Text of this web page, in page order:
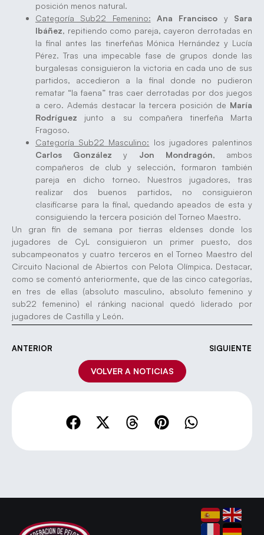
posición menos natural.
Categoría Sub22 Femenino:
Ana Francisco y Sara
Ibáñez, repitiendo como pareja, cayeron derrotadas en
la final antes las tinerfeñas Mónica Hernández y Lucía
Pérez. Tras una impecable fase de grupos donde las
burgalesas consiguieron la victoria en cada uno de sus
partidos, accedieron a la final donde no pudieron
rematar “la faena” tras caer derrotadas por dos juegos
a cero. Además destacar la tercera posición de María
Rodríguez junto a su compañera tinerfeña Marta
Fragoso.
Categoría Sub22 Masculino: los jugadores palentinos
Carlos González y Jon Mondragón, ambos
compañeros de club y selección, formaron también
pareja en dicho torneo. Nuestros jugadores, tras
realizar dos buenos partidos, no consiguieron
clasificarse para la final, quedando apeados de esta y
consiguiendo la tercera posición del Torneo Maestro.
Un gran fin de semana por tierras eldenses donde los
jugadores de CyL consiguieron un primer puesto, dos
subcampeonatos y cuatro terceros en el Torneo Maestro del
Circuito Nacional de Abiertos con Pelota Olímpica. Destacar,
como se comentó anteriormente, que de las cinco categorías,
en tres de ellas (absoluto masculino, absoluto femenino y
sub22 femenino) el ránking nacional quedó liderado por
jugadores de Castilla y León.
ANTERIOR SIGUIENTE
VOLVER A NOTICIAS